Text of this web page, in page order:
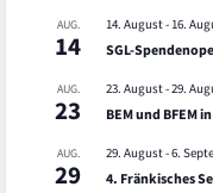
AUG.
14
14. August- 16.
SGL-
AUG.
23
23. August-29.
BEM und BFEM
AUG.
29
29. August-6.
4. Fränkisches